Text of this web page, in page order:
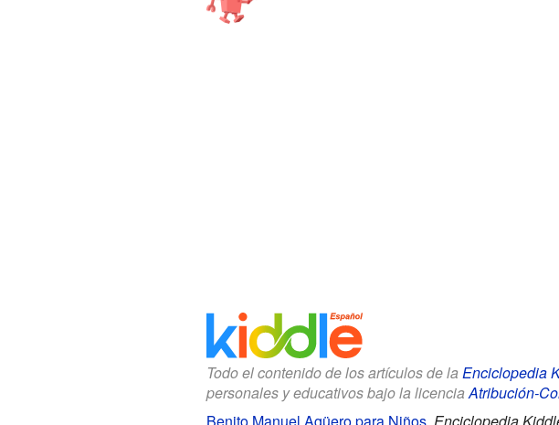
Todo el contenido de los artículos de la Enciclopedia
personales y educativos bajo la licencia Atribución-